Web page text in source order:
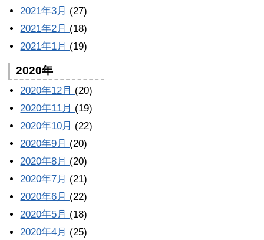
2021年3月 (27)
2021年2月 (18)
2021年1月 (19)
2020年
2020年12月 (20)
2020年11月 (19)
2020年10月 (22)
2020年9月 (20)
2020年8月 (20)
2020年7月 (21)
2020年6月 (22)
2020年5月 (18)
2020年4月 (25)